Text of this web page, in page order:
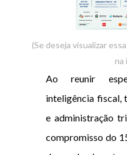
(Se deseja visualizar
na
Ao reunir
inteligência fiscal,
e administração
compromisso do